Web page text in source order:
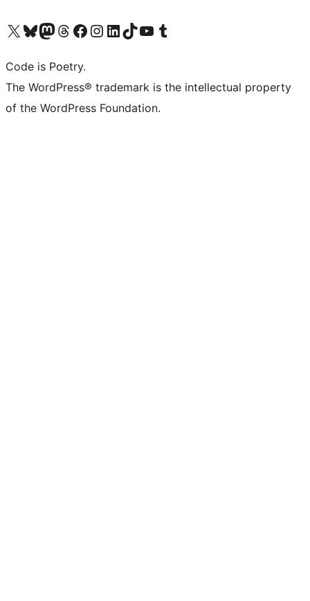
Visit our X (formerly Twitter) account
Visit our Bluesky account
Visit our Mastodon account
Visit our Threads account
Visit our Facebook page
Visit our Instagram account
Visit our LinkedIn account
Visit our TikTok account
Visit our YouTube channel
Visit our Tumblr account
Code is Poetry.
The WordPress® trademark is the intellectual property
of the WordPress Foundation.